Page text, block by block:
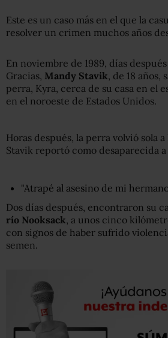
Este es un caso más en el que la
resolver un crimen muchos años
En noviembre de 1989, días
Gracias, Mandy Stavik, de 18 años,
perra, Kyra, cerca de su casa en el
en el noroeste de Estados Unidos.
Horas después, la perra volvió sola a
Stavik reportó como desaparecida a
"Atrapé al asesino de mi
Dos días después, encontraron su
río Nooksack, a unos cinco
con signos de haber sufrido
semen.